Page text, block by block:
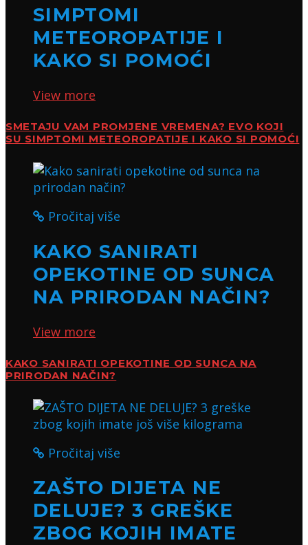
SIMPTOMI
METEOROPATIJE I
KAKO SI POMOĆI
View more
SMETAJU VAM PROMJENE VREMENA? EVO KOJI
SU SIMPTOMI METEOROPATIJE I KAKO SI POMOĆI
Pročitaj više
KAKO SANIRATI
OPEKOTINE OD SUNCA
NA PRIRODAN NAČIN?
View more
KAKO SANIRATI OPEKOTINE OD SUNCA NA
PRIRODAN NAČIN?
Pročitaj više
ZAŠTO DIJETA NE
DELUJE? 3 GREŠKE
ZBOG KOJIH IMATE